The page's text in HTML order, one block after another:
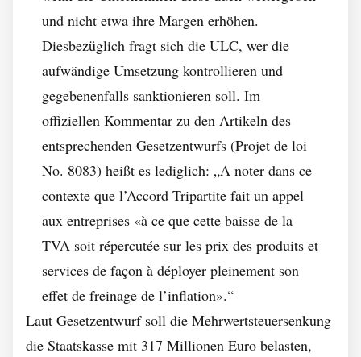
und nicht etwa ihre Margen erhöhen.
Diesbezüglich fragt sich die ULC, wer die
aufwändige Umsetzung kontrollieren und
gegebenenfalls sanktionieren soll. Im
offiziellen Kommentar zu den Artikeln des
entsprechenden Gesetzentwurfs (Projet de loi
No. 8083) heißt es lediglich: „A noter dans ce
contexte que l’Accord Tripartite fait un appel
aux entreprises «à ce que cette baisse de la
TVA soit répercutée sur les prix des produits et
services de façon à déployer pleinement son
effet de freinage de l’inflation».“
Laut Gesetzentwurf soll die Mehrwertsteuersenkung
die Staatskasse mit 317 Millionen Euro belasten,